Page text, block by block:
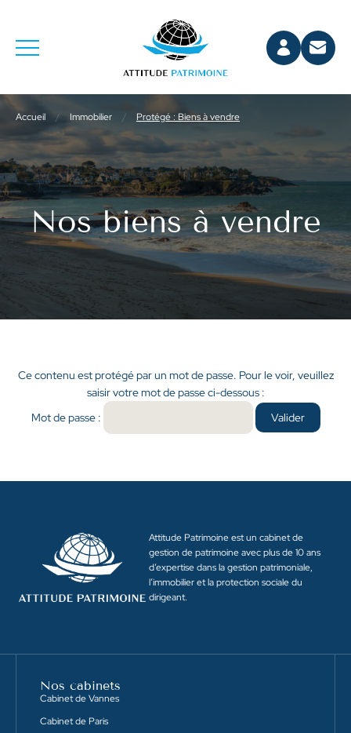
Nos biens à vendre
Accueil / Immobilier / Protégé : Biens à vendre
Ce contenu est protégé par un mot de passe. Pour le voir, veuillez
saisir votre mot de passe ci-dessous :
Mot de passe :
Attitude Patrimoine est un cabinet de
gestion de patrimoine avec plus de 10 ans
d’expertise dans la gestion patrimoniale,
l’immobilier et la protection sociale du
dirigeant.
Nos cabinets
Cabinet de Vannes
Cabinet de Paris